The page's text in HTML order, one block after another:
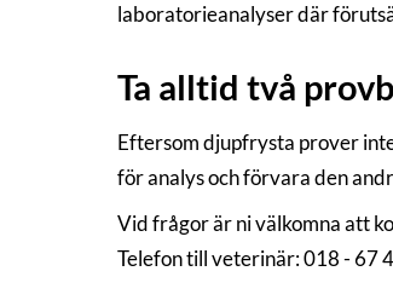
laboratorieanalyser där
Ta alltid två
Eftersom djupfrysta prover
för analys och förvara den
Vid frågor är ni välkomna att
Telefon till veterinär: 018 - 67